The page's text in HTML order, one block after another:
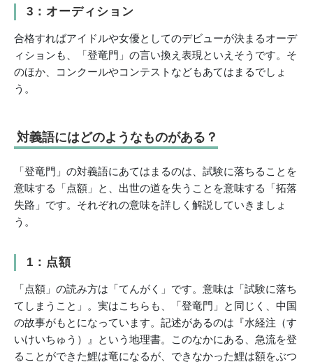
3：オーディション
合格すればアイドルや女優としてのデビューが決まるオーデ
ィションも、「登竜門」の言い換え表現といえそうです。そ
のほか、コンクールやコンテストなどもあてはまるでしょ
う。
対義語にはどのようなものがある？
「登竜門」の対義語にあてはまるのは、試験に落ちることを
意味する「点額」と、出世の道を失うことを意味する「拓落
失路」です。それぞれの意味を詳しく解説していきましょ
う。
1：点額
「点額」の読み方は「てんがく」です。意味は「試験に落ち
てしまうこと」。実はこちらも、「登竜門」と同じく、中国
の故事がもとになっています。記述があるのは『水経注（す
いけいちゅう）』という地理書。このなかにある、急流を登
ることができた鯉は竜になるが、できなかった鯉は額をぶつ